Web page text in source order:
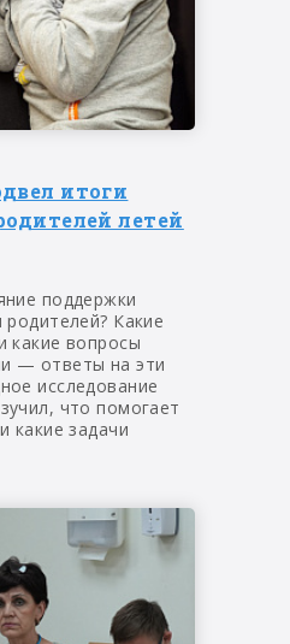
итоги
летей
поддержки
Какие
какие вопросы
— ответы на эти
исследование
что помогает
какие задачи